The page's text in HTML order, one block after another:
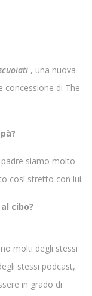
, una nuova
concessione di The
siamo molto
così stretto con lui.
cibo?
molti degli stessi
stessi podcast,
in grado di